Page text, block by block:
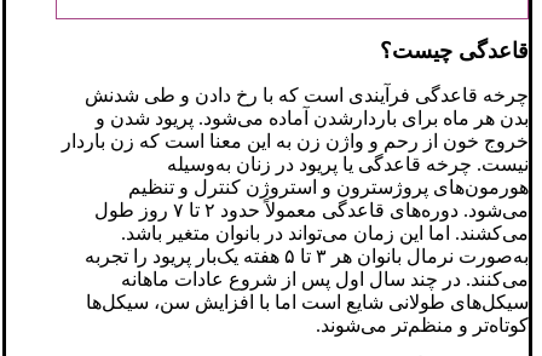
قاعدگی چیست؟
چرخه قاعدگی فرآیندی است که با رخ دادن و طی شدنش
بدن هر ماه برای باردارشدن آماده می‌شود. پریود شدن و
خروج خون از رحم و واژن زن به این معنا است که زن باردار
نیست. چرخه قاعدگی یا پریود در زنان به‌وسیله
هورمون‌های پروژسترون و استروژن کنترل و تنظیم
می‌شود. دوره‌های قاعدگی معمولاً حدود ۲ تا ۷ روز طول
می‌کشند. اما این زمان می‌تواند در بانوان متغیر باشد.
به‌صورت نرمال بانوان هر ۳ تا ۵ هفته یک‌بار پریود را تجربه
می‌کنند. در چند سال اول پس از شروع عادات ماهانه
سیکل‌های طولانی شایع است اما با افزایش سن، سیکل‌ها
کوتاه‌تر و منظم‌تر می‌شوند.